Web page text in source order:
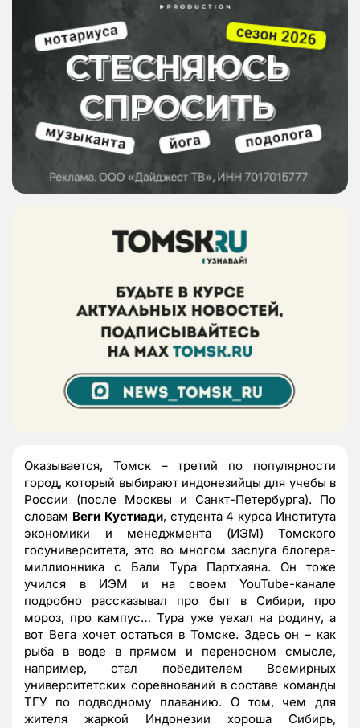
Оказывается, Томск – третий по популярности
город, который выбирают индонезийцы для учебы в
России (после Москвы и Санкт-Петербурга). По
словам Веги Кустиади, студента 4 курса Института
экономики и менеджмента (ИЭМ) Томского
госуниверситета, это во многом заслуга блогера-
миллионника с Бали Тура Партхаяна. Он тоже
учился в ИЭМ и на своем YouTube-канале
подробно рассказывал про быт в Сибири, про
мороз, про кампус… Тура уже уехал на родину, а
вот Вега хочет остаться в Томске. Здесь он – как
рыба в воде в прямом и переносном смысле,
например, стал победителем Всемирных
университетских соревнований в составе команды
ТГУ по подводному плаванию. О том, чем для
жителя жаркой Индонезии хороша Сибирь,